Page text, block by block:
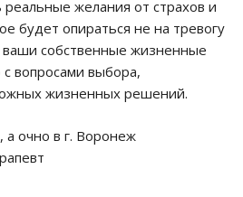
желания от страхов и
будет опираться не на тревогу
ваши собственные жизненные
вопросами выбора,
жизненных решений.
а очно в г. Воронеж